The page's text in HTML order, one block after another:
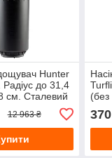
Hunter
до 31,4
см. Сталевий
12 963 ₴
(без
370